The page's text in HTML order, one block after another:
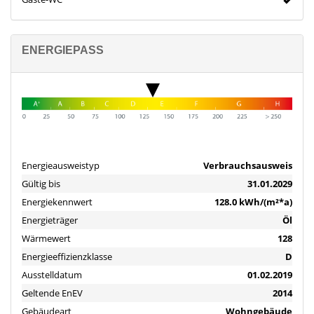
• Etage: 1. Obergeschoss
• Gäste-WC
• Separate Küche
• Balkon
• Mtl. Mieteinnahmen: 605 €
• Hausgeld: 500 €
• Nicht umlegbare Kosten: 299,15 € / Monat
• Umlegbare Kosten: 199,79 € / Monat
Modernisierung:
• Neu gedecktes Flachdach
• Balkon (saniert)
Objektbeschreibung
ENERGIEPASS
Energieausweistyp
Verbrauchsausweis
Gültig bis
31.01.2029
Energiekennwert
128.0 kWh/(m²*a)
Energieträger
Öl
Wärmewert
128
Energieeffizienzklasse
D
Ausstelldatum
01.02.2019
Geltende EnEV
2014
Gebäudeart
Wohngebäude